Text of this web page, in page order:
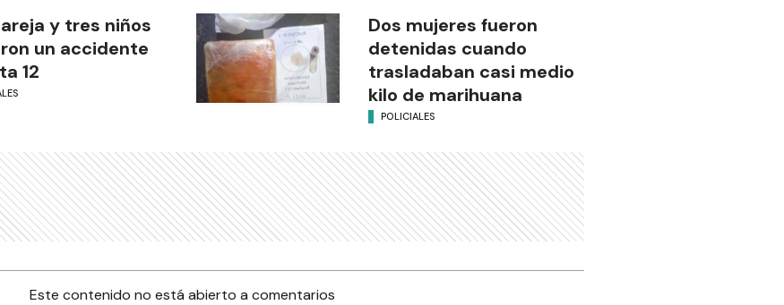
y tres niños
un accidente
12
Dos mujeres fueron
detenidas cuando
trasladaban casi medio
kilo de marihuana
POLICIALES
Este contenido no está abierto a comentarios